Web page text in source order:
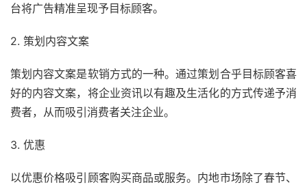
台将广告精准呈现予目标顾客。
2. 策划内容文案
策划内容文案是软销方式的一种。通过策划合乎目标顾客喜
好的内容文案，将企业资讯以有趣及生活化的方式传递予消
费者，从而吸引消费者关注企业。
3. 优惠
以优惠价格吸引顾客购买商品或服务。内地市场除了春节、